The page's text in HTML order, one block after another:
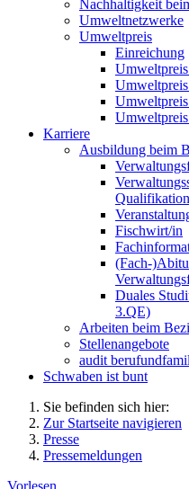
Nachhaltigkeit
Umweltnetzwerke
Umweltpreis
Einreichung
Karriere
Ausbildung beim
Fischwirt/in
(Fach-
Duales
3.QE)
Arbeiten beim
Stellenangebote
audit
Schwaben ist bunt
Sie befinden sich hier:
Zur Startseite navigieren
Presse
Pressemeldungen
Vorlesen